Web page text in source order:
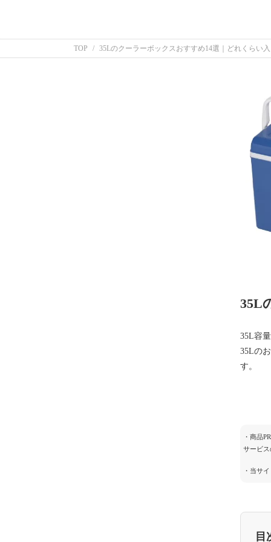
TOP 35Lのクーラーボックスおすすめ14選｜どれくらい
35L
35L容
35Lの
す。
・商品
サービ
・当サ
目